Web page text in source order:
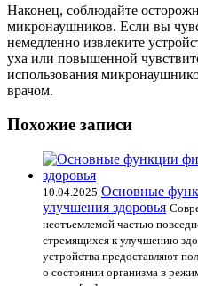
Наконец, соблюдайте
микронаушников. Если вы
немедленно извлеките
уха или повышенной
использования
врачом.
Похожие записи
10.04.2025 Основные
улучшения здоровья
неотъемлемой частью
стремящихся к улучшению
устройства предоставляют
о состоянии организма в